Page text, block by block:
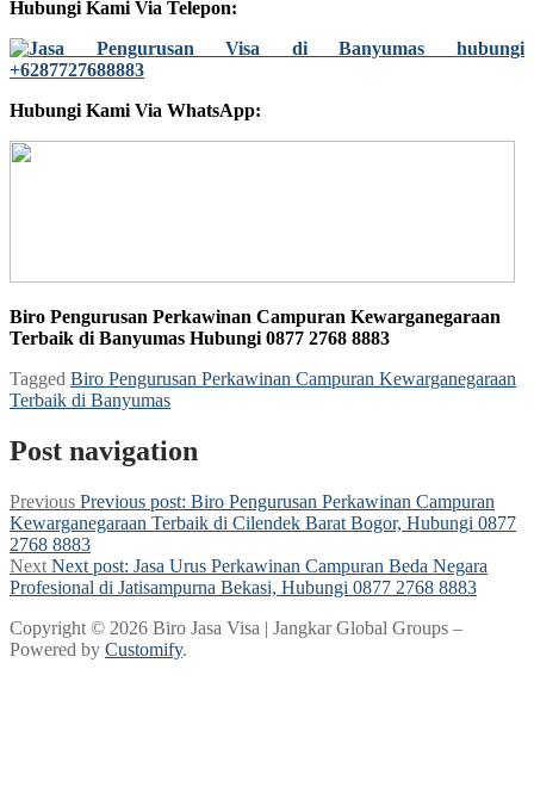
Hubungi Kami Via Telepon:
Hubungi Kami Via WhatsApp:
Biro Pengurusan Perkawinan Campuran Kewarganegaraan
Terbaik di Banyumas Hubungi 0877 2768 8883
Tagged Biro Pengurusan Perkawinan Campuran Kewarganegaraan
Terbaik di Banyumas
Post navigation
Previous Previous post: Biro Pengurusan Perkawinan Campuran
Kewarganegaraan Terbaik di Cilendek Barat Bogor, Hubungi 0877
2768 8883
Next Next post: Jasa Urus Perkawinan Campuran Beda Negara
Profesional di Jatisampurna Bekasi, Hubungi 0877 2768 8883
Copyright © 2026 Biro Jasa Visa | Jangkar Global Groups –
Powered by Customify.